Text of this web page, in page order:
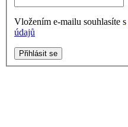
Vložením e-mailu souhlasíte s
údajů
Přihlásit se